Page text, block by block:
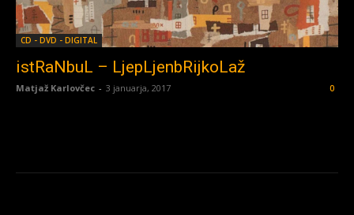
CD - DVD - DIGITAL
istRaNbuL – LjepLjenbRijkoLaž
Matjaž Karlovčec - 3 januarja, 2017 0